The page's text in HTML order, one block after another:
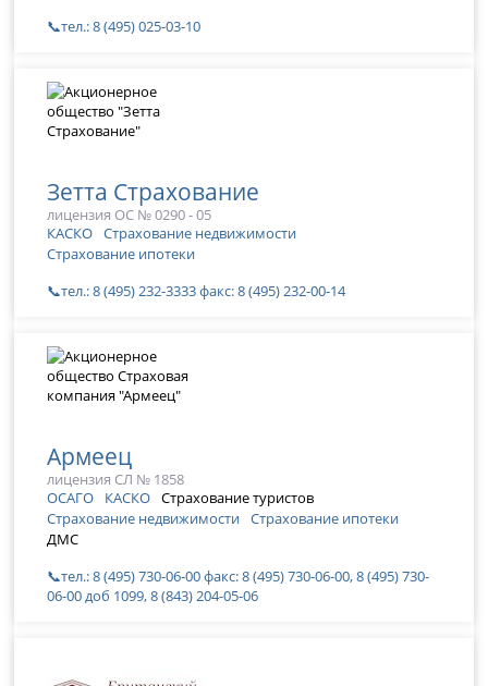
📞тел.: 8 (495) 025-03-10
Зетта Страхование
лицензия ОС № 0290 - 05
КАСКО Страхование недвижимости
Страхование ипотеки
📞тел.: 8 (495) 232-3333 факс: 8 (495) 232-00-14
Армеец
лицензия СЛ № 1858
ОСАГО
КАСКО Страхование туристов
Страхование недвижимости Страхование ипотеки
ДМС
📞тел.: 8 (495) 730-06-00 факс: 8 (495) 730-06-00, 8 (495) 730-
06-00 доб 1099, 8 (843) 204-05-06